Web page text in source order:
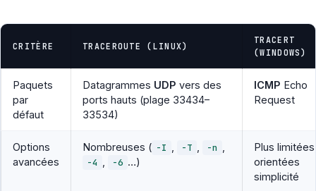
CRITÈRE TRACEROUTE (LINUX)
TRACERT
(WINDOWS)
Paquets
par
défaut
Datagrammes UDP vers des
ports hauts (plage 33434–
33534)
ICMP Echo
Request
Options
avancées
Nombreuses ( -I -T -n
-4
-6 …)
Plus
orientées
simplicité